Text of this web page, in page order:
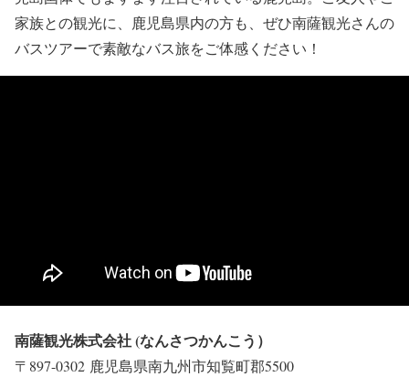
家族との観光に、鹿児島県内の方も、ぜひ南薩観光さんの
バスツアーで素敵なバス旅をご体感ください！
南薩観光株式会社 (なんさつかんこう）
〒897-0302 鹿児島県南九州市知覧町郡5500